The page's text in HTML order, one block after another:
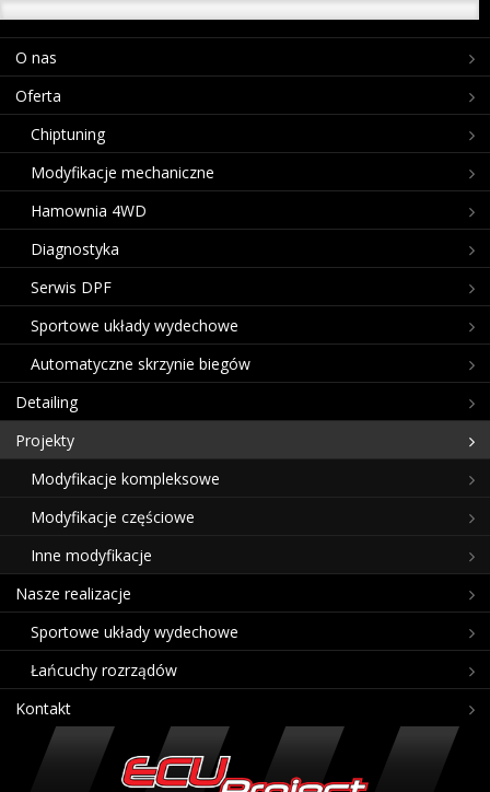
O nas
Oferta
Chiptuning
Modyfikacje mechaniczne
Hamownia 4WD
Diagnostyka
Serwis DPF
Sportowe układy wydechowe
Automatyczne skrzynie biegów
Detailing
Projekty
Modyfikacje kompleksowe
Modyfikacje częściowe
Inne modyfikacje
Nasze realizacje
Sportowe układy wydechowe
Łańcuchy rozrządów
Kontakt